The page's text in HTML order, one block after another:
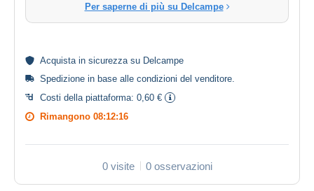
Per saperne di più su Delcampe
Acquista in sicurezza su Delcampe
Spedizione in base alle condizioni del venditore
Costi della piattaforma: 0,60 €
Rimangono 08:12:16
0 visite 0 osservazioni